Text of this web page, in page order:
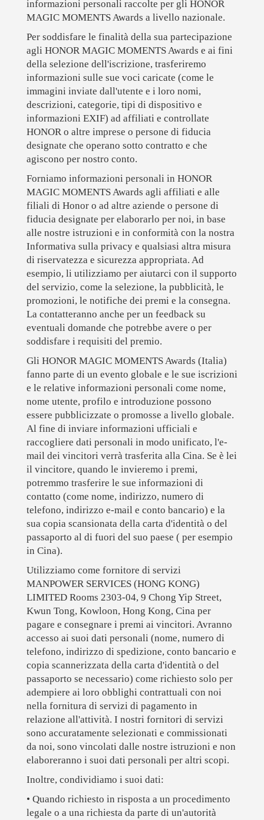
informazioni personali raccolte per gli HONOR
MAGIC MOMENTS Awards a livello nazionale.
Per soddisfare le finalità della sua partecipazione
agli HONOR MAGIC MOMENTS Awards e ai fini
della selezione dell'iscrizione, trasferiremo
informazioni sulle sue voci caricate (come le
immagini inviate dall'utente e i loro nomi,
descrizioni, categorie, tipi di dispositivo e
informazioni EXIF) ad affiliati e controllate
HONOR o altre imprese o persone di fiducia
designate che operano sotto contratto e che
agiscono per nostro conto.
Forniamo informazioni personali in HONOR
MAGIC MOMENTS Awards agli affiliati e alle
filiali di Honor o ad altre aziende o persone di
fiducia designate per elaborarlo per noi, in base
alle nostre istruzioni e in conformità con la nostra
Informativa sulla privacy e qualsiasi altra misura
di riservatezza e sicurezza appropriata. Ad
esempio, li utilizziamo per aiutarci con il supporto
del servizio, come la selezione, la pubblicità, le
promozioni, le notifiche dei premi e la consegna.
La contatteranno anche per un feedback su
eventuali domande che potrebbe avere o per
soddisfare i requisiti del premio.
Gli HONOR MAGIC MOMENTS Awards (Italia)
fanno parte di un evento globale e le sue iscrizioni
e le relative informazioni personali come nome,
nome utente, profilo e introduzione possono
essere pubblicizzate o promosse a livello globale.
Al fine di inviare informazioni ufficiali e
raccogliere dati personali in modo unificato, l'e-
mail dei vincitori verrà trasferita alla Cina. Se è lei
il vincitore, quando le invieremo i premi,
potremmo trasferire le sue informazioni di
contatto (come nome, indirizzo, numero di
telefono, indirizzo e-mail e conto bancario) e la
sua copia scansionata della carta d'identità o del
passaporto al di fuori del suo paese ( per esempio
in Cina).
Utilizziamo come fornitore di servizi
MANPOWER SERVICES (HONG KONG)
LIMITED Rooms 2303-04, 9 Chong Yip Street,
Kwun Tong, Kowloon, Hong Kong, Cina per
pagare e consegnare i premi ai vincitori. Avranno
accesso ai suoi dati personali (nome, numero di
telefono, indirizzo di spedizione, conto bancario e
copia scannerizzata della carta d'identità o del
passaporto se necessario) come richiesto solo per
adempiere ai loro obblighi contrattuali con noi
nella fornitura di servizi di pagamento in
relazione all'attività. I nostri fornitori di servizi
sono accuratamente selezionati e commissionati
da noi, sono vincolati dalle nostre istruzioni e non
elaboreranno i suoi dati personali per altri scopi.
Inoltre, condividiamo i suoi dati:
• Quando richiesto in risposta a un procedimento
legale o a una richiesta da parte di un'autorità